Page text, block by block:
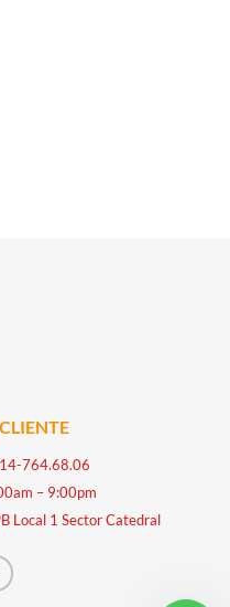
764.68.06
– 9:00pm
Local 1 Sector Catedral